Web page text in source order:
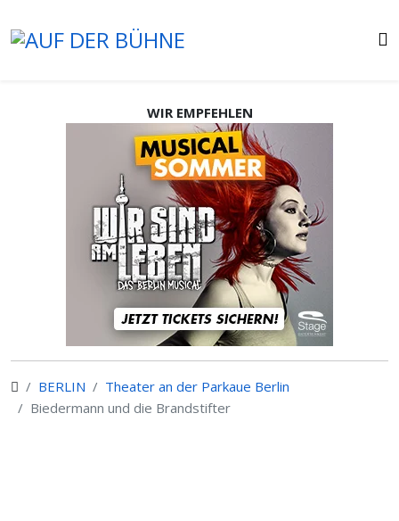
WIR EMPFEHLEN
BERLIN
Theater an der Parkaue Berlin
Biedermann und die Brandstifter